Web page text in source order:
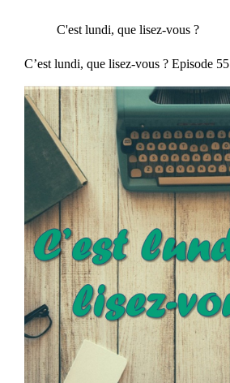
C'est lundi, que lisez-vous ?
C’est lundi, que lisez-vous ? Episode 55